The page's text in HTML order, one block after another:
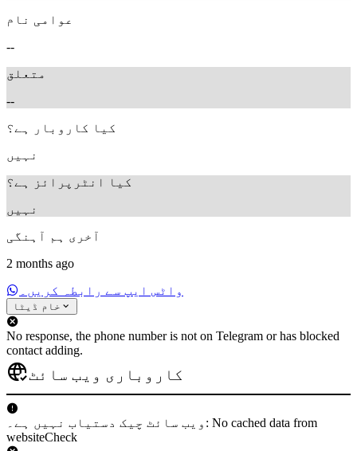
عوامی نام
--
متعلق
--
کیا کاروبار ہے؟
نہیں
کیا انٹرپرائز ہے؟
نہیں
آخری ہم آہنگی
2 months ago
واٹس ایپ سے رابطہ کریں۔
خام ڈیٹا
No response, the phone number is not on Telegram or has blocked
contact adding.
کاروباری ویب سائٹ
ویب سائٹ چیک دستیاب نہیں ہے۔: No cached data from
websiteCheck